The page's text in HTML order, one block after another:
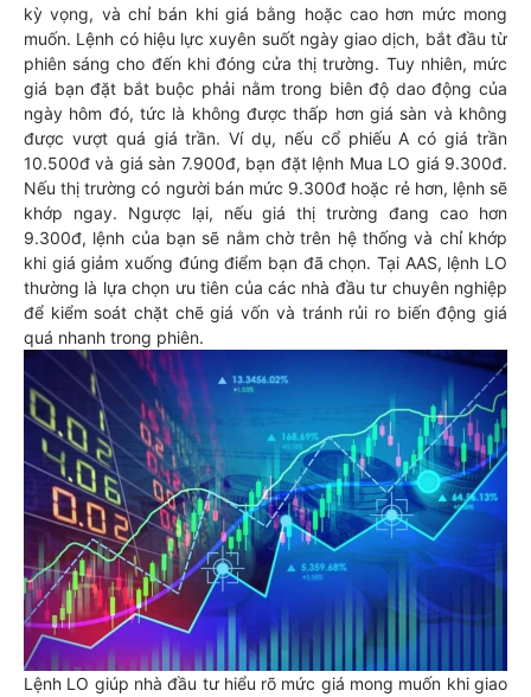
kỳ vọng, và chỉ bán khi giá bằng hoặc cao hơn mức mong
muốn. Lệnh có hiệu lực xuyên suốt ngày giao dịch, bắt đầu từ
phiên sáng cho đến khi đóng cửa thị trường. Tuy nhiên, mức
giá bạn đặt bắt buộc phải nằm trong biên độ dao động của
ngày hôm đó, tức là không được thấp hơn giá sàn và không
được vượt quá giá trần. Ví dụ, nếu cổ phiếu A có giá trần
10.500đ và giá sàn 7.900đ, bạn đặt lệnh Mua LO giá 9.300đ.
Nếu thị trường có người bán mức 9.300đ hoặc rẻ hơn, lệnh sẽ
khớp ngay. Ngược lại, nếu giá thị trường đang cao hơn
9.300đ, lệnh của bạn sẽ nằm chờ trên hệ thống và chỉ khớp
khi giá giảm xuống đúng điểm bạn đã chọn. Tại AAS, lệnh LO
thường là lựa chọn ưu tiên của các nhà đầu tư chuyên nghiệp
để kiểm soát chặt chẽ giá vốn và tránh rủi ro biến động giá
quá nhanh trong phiên.
Lệnh LO giúp nhà đầu tư hiểu rõ mức giá mong muốn khi giao